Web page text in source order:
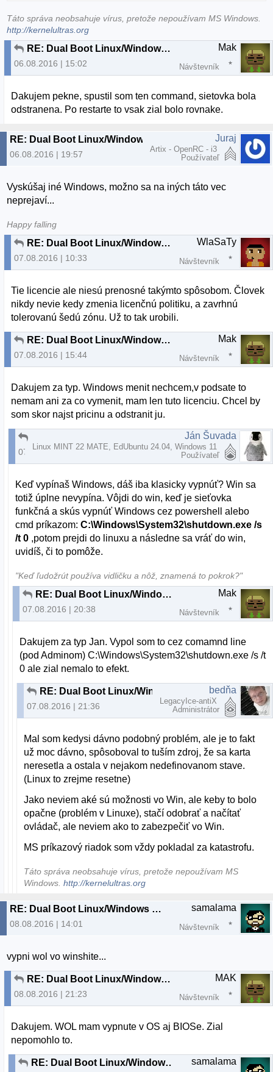
Táto správa neobsahuje vírus, pretože nepoužívam MS Windows.
http://kernelultras.org
RE: Dual Boot Linux/Windows nefunkcna siet vo Windows
06.08.2016 | 15:02
Mak
Návštevník
Dakujem pekne, spustil som ten command, sietovka bola
odstranena. Po restarte to vsak zial bolo rovnake.
06.08.2016 | 19:57
Juraj
Artix - OpenRC - i3
Používateľ
Vyskúšaj iné Windows, možno sa na iných táto vec
neprejaví...
Happy falling
RE: Dual Boot Linux/Windows nefunkcna siet vo Windows
07.08.2016 | 10:33
WlaSaTy
Návštevník
Tie licencie ale niesú prenosné takýmto spôsobom. Človek
nikdy nevie kedy zmenia licenčnú politiku, a zavrhnú
tolerovanú šedú zónu. Už to tak urobili.
RE: Dual Boot Linux/Windows nefunkcna siet vo Windows
07.08.2016 | 15:44
Mak
Návštevník
Dakujem za typ. Windows menit nechcem,v podsate to
nemam ani za co vymenit, mam len tuto licenciu. Chcel by
som skor najst pricinu a odstranit ju.
07.08.2016 | 19:38
Ján Šuvada
Linux MINT 22 MATE, EdUbuntu 24.04, Windows 11
Používateľ
Keď vypínaš Windows, dáš iba klasicky vypnúť? Win sa
totiž úplne nevypína. Vôjdi do win, keď je sieťovka
funkčná a skús vypnúť Windows cez powershell alebo
cmd príkazom:C:\Windows\System32\shutdown.exe /s
/t 0 ,potom prejdi do linuxu a následne sa vráť do win,
uvidíš, či to pomôže.
"Keď ľudožrút používa vidličku a nôž, znamená to pokrok?"
RE: Dual Boot Linux/Windows nefunkcna siet vo Windows
07.08.2016 | 20:38
Mak
Návštevník
Dakujem za typ Jan. Vypol som to cez comamnd line
(pod Adminom) C:\Windows\System32\shutdown.exe /s /t
0 ale zial nemalo to efekt.
07.08.2016 | 21:36
bedňa
LegacyIce-antiX
Administrátor
Mal som kedysi dávno podobný problém, ale je to fakt
už moc dávno, spôsoboval to tuším zdroj, že sa karta
neresetla a ostala v nejakom nedefinovanom stave.
(Linux to zrejme resetne)
Jako neviem aké sú možnosti vo Win, ale keby to bolo
opačne (problém v Linuxe), stačí odobrať a načítať
ovládač, ale neviem ako to zabezpečiť vo Win.
MS príkazový riadok som vždy pokladal za katastrofu.
Táto správa neobsahuje vírus, pretože nepoužívam MS
Windows.http://kernelultras.org
RE: Dual Boot Linux/Windows nefunkcna siet vo Windows
08.08.2016 | 14:01
samalama
Návštevník
vypni wol vo winshite...
RE: Dual Boot Linux/Windows nefunkcna siet vo Windows
08.08.2016 | 21:23
MAK
Návštevník
Dakujem. WOL mam vypnute v OS aj BIOSe. Zial
nepomohlo to.
RE: Dual Boot Linux/Windows nefunkcna siet vo Windows samalama